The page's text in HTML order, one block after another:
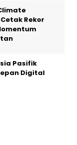
Rekor
Pasifik
Digital